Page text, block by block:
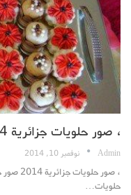
، صور حلويات جزائرية 2014 صور حلويات
Admin نوفمبر 10, 2014
حلويات…